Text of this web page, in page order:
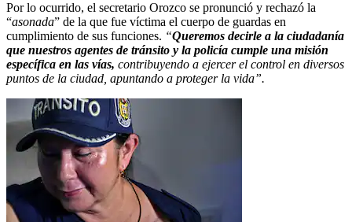
Por lo ocurrido, el secretario Orozco se pronunció y rechazó la
“asonada” de la que fue víctima el cuerpo de guardas en
cumplimiento de sus funciones. “Queremos decirle a la ciudadanía
que nuestros agentes de tránsito y la policía cumple una misión
específica en las vías, contribuyendo a ejercer el control en diversos
puntos de la ciudad, apuntando a proteger la vida”.